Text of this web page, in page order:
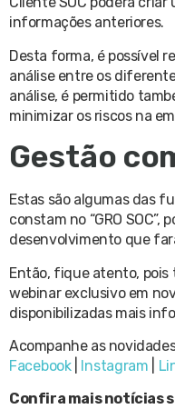
informações anteriores.
Desta forma, é possível
análise entre os
análise, é permitido
minimizar os riscos na
Gestão
Estas são algumas das
constam no “GRO SOC”,
desenvolvimento que
Então, fique atento, pois
webinar exclusivo em
disponibilizadas mais
Acompanhe as
Facebook| Instagram
Confira mais notícias